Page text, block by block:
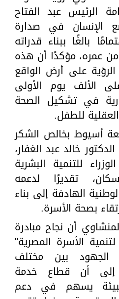
الرئيس عبد الفتاح
الإنسان في صدارة
بالغًا ببناء قدراته
من عمره، مؤكدًا أن هذه
على أرض الواقع
الألف يوم الأولى
في تشكيل الصحة
للطفل.
أسيوط بخالص الشكر
خالد عبد الغفار،
للتنمية البشرية
تقديرًا لدعمه
الهادفة إلى بناء
بصحة الأسرة.
أن نجاح مبادرة
الأسرة المصرية"
الجهود بين مختلف
إلى أن قطاع خدمة
يسهم في دعم